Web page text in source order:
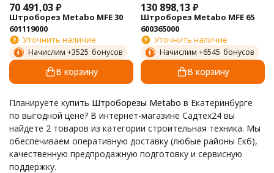
70 491,03₽
Штроборез Metabo MFE 30
601119000
Уточнить наличие
Начислим +3525 бонусов
В корзину
130 898,13₽
Штроборез Metabo MFE 65
600365000
Уточнить наличие
Начислим +6545 бонусов
В корзину
Планируете купить Штроборезы Metabo в Екатеринбурге
по выгодной цене? В интернет-магазине Садтех24 вы
найдете 2 товаров из категории строительная техника. Мы
обеспечиваем оперативную доставку (любые районы Екб),
качественную предпродажную подготовку и сервисную
поддержку.